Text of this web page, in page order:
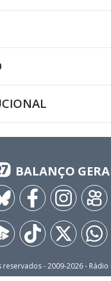
BALANÇO
- 2009-2026- Rádio